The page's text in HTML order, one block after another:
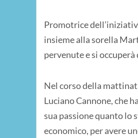
Promotrice
insieme alla sorella
pervenute e si
Nel corso della
Luciano Cannone, che
sua passione quanto lo
economico, per avere